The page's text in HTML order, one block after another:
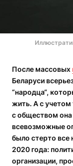
После массовых
Беларуси
“народца“,
жить. А с учетом
с обществом она
всевозможные
было стерто все
2020 года:
организации,